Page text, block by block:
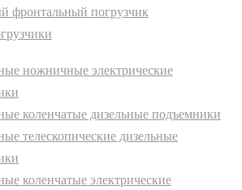
фронтальный погрузчик
ножничные электрические
коленчатые дизельные подъемники
телескопические дизельные
коленчатые электрические